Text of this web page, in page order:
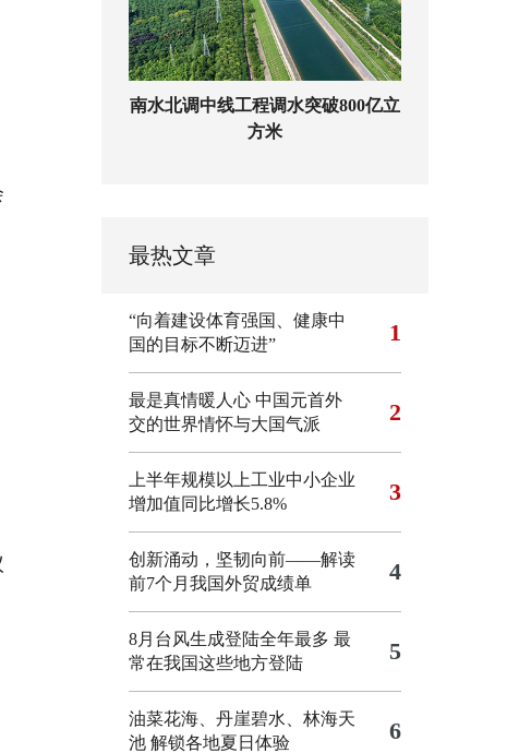
南水北调中线工程调水突破800亿立
方米
最热文章
“向着建设体育强国、健康中
国的目标不断迈进”
1
最是真情暖人心 中国元首外
交的世界情怀与大国气派
2
上半年规模以上工业中小企业
增加值同比增长5.8%
3
创新涌动，坚韧向前——解读
前7个月我国外贸成绩单
4
8月台风生成登陆全年最多 最
常在我国这些地方登陆
5
油菜花海、丹崖碧水、林海天
池 解锁各地夏日体验
6